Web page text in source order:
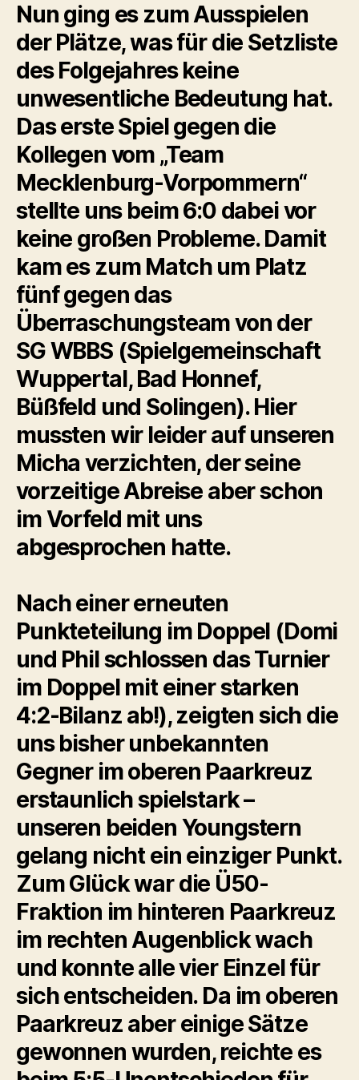
Nun ging es zum Ausspielen
der Plätze, was für die Setzliste
des Folgejahres keine
unwesentliche Bedeutung hat.
Das erste Spiel gegen die
Kollegen vom „Team
Mecklenburg-Vorpommern“
stellte uns beim 6:0 dabei vor
keine großen Probleme. Damit
kam es zum Match um Platz
fünf gegen das
Überraschungsteam von der
SG WBBS (Spielgemeinschaft
Wuppertal, Bad Honnef,
Büßfeld und Solingen). Hier
mussten wir leider auf unseren
Micha verzichten, der seine
vorzeitige Abreise aber schon
im Vorfeld mit uns
abgesprochen hatte.
Nach einer erneuten
Punkteteilung im Doppel (Domi
und Phil schlossen das Turnier
im Doppel mit einer starken
4:2-Bilanz ab!), zeigten sich die
uns bisher unbekannten
Gegner im oberen Paarkreuz
erstaunlich spielstark –
unseren beiden Youngstern
gelang nicht ein einziger Punkt.
Zum Glück war die Ü50-
Fraktion im hinteren Paarkreuz
im rechten Augenblick wach
und konnte alle vier Einzel für
sich entscheiden. Da im oberen
Paarkreuz aber einige Sätze
gewonnen wurden, reichte es